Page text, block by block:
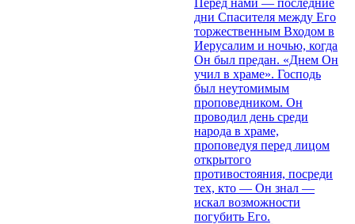
дни Спасителя между Его
торжественным Входом в
Иерусалим и ночью, когда
Он был предан. «Днем Он
учил в храме». Господь
был неутомимым
проповедником. Он
проводил день среди
народа в храме,
проповедуя перед лицом
открытого
противостояния, посреди
тех, кто — Он знал —
искал возможности
погубить Его.